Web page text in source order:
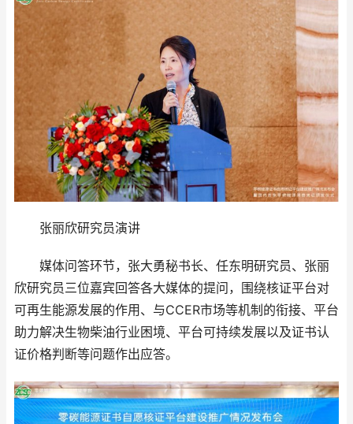
张丽欣研究员演讲
媒体问答环节，张大勇秘书长、任东明研究员、张丽
欣研究员三位嘉宾回答各大媒体的提问，围绕核证平台对
可再生能源发展的作用、与CCER市场等机制的衔接、平台
助力解决生物柴油行业困境、平台可持续发展以及证书认
证价格判断等问题作出应答。